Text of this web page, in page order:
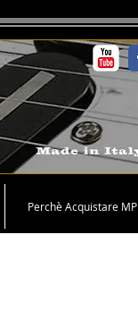
Perchè Acquistare MP